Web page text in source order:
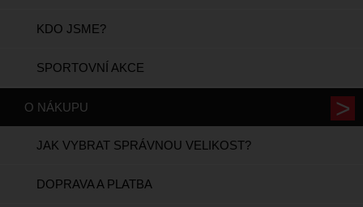
KDO JSME?
SPORTOVNÍ AKCE
O NÁKUPU
JAK VYBRAT SPRÁVNOU VELIKOST?
DOPRAVA A PLATBA